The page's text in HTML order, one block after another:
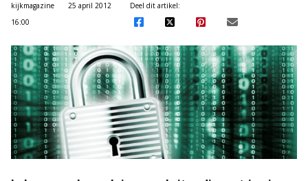
kijkmagazine
25 april 2012
16:00
Deel dit artikel: